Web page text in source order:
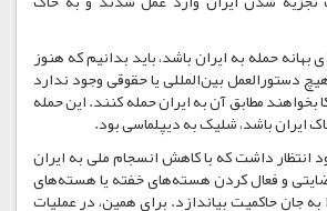
حمله به ایران باشد، باید بدانیم که هنوز
دستورالعمل بین‌المللی یا حقوقی وجود ندارد
بخواهند مطابق آن به ایران حمله کنند. این حمله
ایران باشد، شلیک به دیپلماسی بود.
انتظار داشت که با کاهش انسجام ملی به ایران
و فعال کردن هسته‌های خفته یا هسته‌های
جان حاکمیت بیاندازد. برای همین، در عملیات